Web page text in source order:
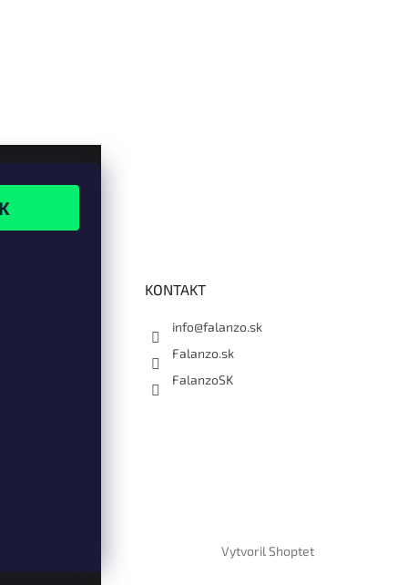
KONTAKT
info@falanzo.sk
Falanzo.sk
FalanzoSK
Vytvoril Shoptet